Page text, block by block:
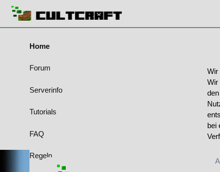
Home
Forum
Serverinfo
Tutorials
FAQ
Regeln
Wir
Wir
bei